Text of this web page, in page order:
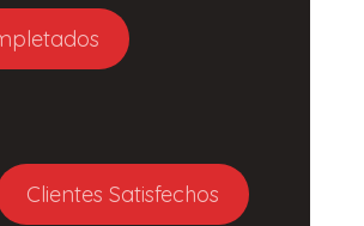
Clientes Satisfechos